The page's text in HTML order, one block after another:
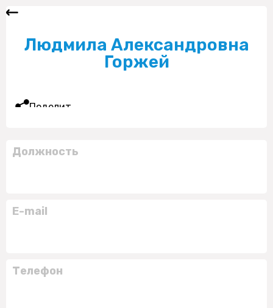
Людмила Александровна
Горжей
Поделиться
Должность
E-mail
Телефон